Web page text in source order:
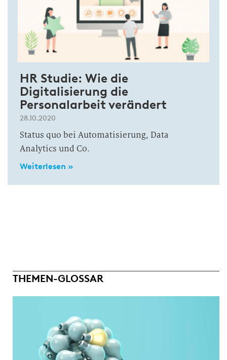
HR Studie: Wie die
Digitalisierung die
Personalarbeit verändert
28.10.2020
Status quo bei Automatisierung, Data
Analytics und Co.
Weiterlesen »
THEMEN-GLOSSAR